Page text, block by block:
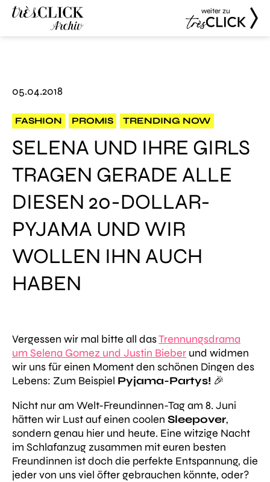
weiter zu
05.04.2018
FASHION PROMIS TRENDING NOW
SELENA UND IHRE GIRLS
TRAGEN GERADE ALLE
DIESEN 20-DOLLAR-
PYJAMA UND WIR
WOLLEN IHN AUCH
HABEN
Vergessen wir mal bitte all dasTrennungsdrama
um Selena Gomez und Justin Bieber und widmen
wir uns für einen Moment den schönen Dingen des
Lebens: Zum Beispiel Pyjama-Partys! 🎉
Nicht nur am Welt-Freundinnen-Tag am 8. Juni
hätten wir Lust auf einen coolen Sleepover,
sondern genau hier und heute. Eine witzige Nacht
im Schlafanzug zusammen mit euren besten
Freundinnen ist doch die perfekte Entspannung, die
jeder von uns viel öfter gebrauchen könnte, oder?